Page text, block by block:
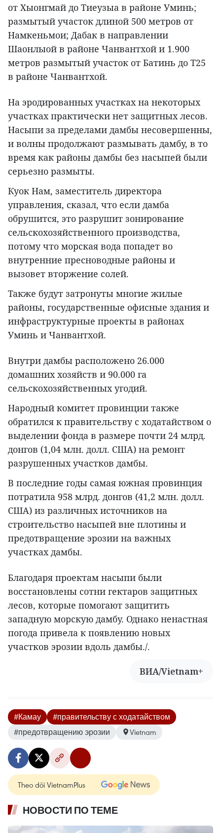
от Хыонгмай до Тиеузыа в районе Уминь;
размытый участок длиной 500 метров от
Намкеньмои; Дабак в направлении
Шаонлыой в районе Чанвантхой и 1.900
метров размытый участок от Батинь до Т25
в районе Чанвантхой.
На эродированных участках на некоторых
участках практически нет защитных лесов.
Насыпи за пределами дамбы несовершенны,
и волны продолжают размывать дамбу, в то
время как районы дамбы без насыпей были
серьезно размыты.
Куок Нам, заместитель директора
управления, сказал, что если дамба
обрушится, это разрушит зонирование
сельскохозяйственного производства,
потому что морская вода попадет во
внутренние пресноводные районы и
вызовет вторжение солей.
Также будут затронуты многие жилые
районы, государственные офисные здания и
инфраструктурные проекты в районах
Уминь и Чанвантхой.
Внутри дамбы расположено 26.000
домашних хозяйств и 90.000 га
сельскохозяйственных угодий.
Народный комитет провинции также
обратился к правительству с ходатайством о
выделении фонда в размере почти 24 млрд.
донгов (1,04 млн. долл. США) на ремонт
разрушенных участков дамбы.
В последние годы самая южная провинция
потратила 958 млрд. донгов (41,2 млн. долл.
США) из различных источников на
строительство насыпей вне плотины и
предотвращение эрозии на важных
участках дамбы.
Благодаря проектам насыпи были
восстановлены сотни гектаров защитных
лесов, которые помогают защитить
западную морскую дамбу. Однако ненастная
погода привела к появлению новых
участков эрозии вдоль дамбы./.
ВИА/Vietnam+
#Камау
#правительству с ходатайством
#предотвращению эрозии
Vietnam
Theo dõi VietnamPlus
НОВОСТИ ПО ТЕМЕ